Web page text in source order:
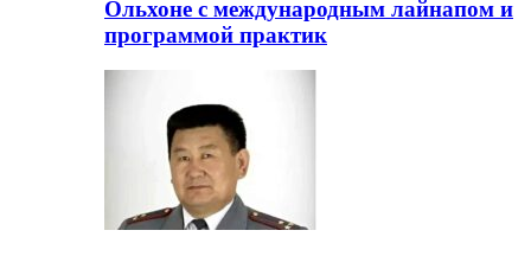
Ольхоне с международным лайнапом и
программой практик